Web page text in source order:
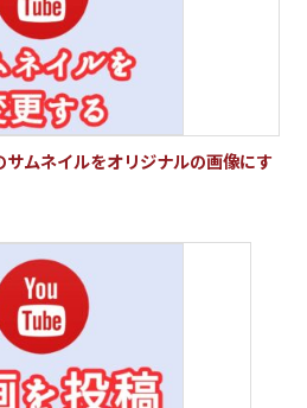
ムネイルをオリジナルの画像にす